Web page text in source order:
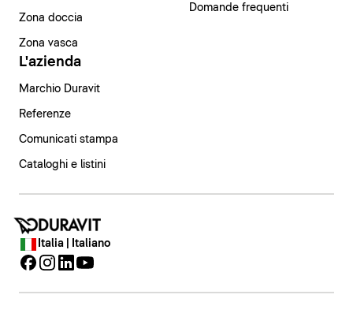
Zona doccia
Zona vasca
Domande frequenti
L'azienda
Marchio Duravit
Referenze
Comunicati stampa
Cataloghi e listini
Italia | Italiano